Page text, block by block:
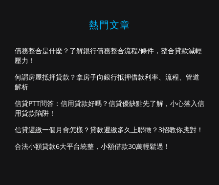
熱門文章
債務整合是什麼？了解銀行債務整合流程/條件，整合貸款減輕
壓力！
何謂房屋抵押貸款？拿房子向銀行抵押借款利率、流程、管道
解析
信貸PTT問答：信用貸款好嗎？信貸優缺點先了解，小心落入信
用貸款陷阱！
信貸遲繳一個月會怎樣？貸款遲繳多久上聯徵？3招教你應對！
合法小額貸款6大平台統整，小額借款30萬輕鬆過！